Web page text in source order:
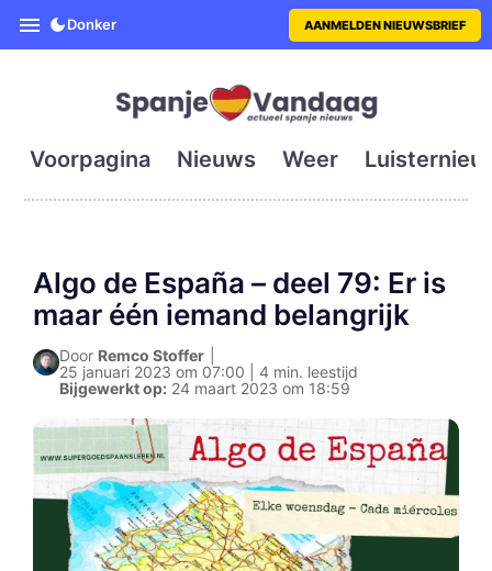
SpanjeVandaag is de eerste
Donker AANMELDEN NIEUWSBRIEF
Voorpagina Nieuws Weer
Algo de España – deel 79: Er is
maar één iemand belangrijk
Door Remco Stoffer
25 januari 2023 om 07:00 | 4 min. leestijd
Bijgewerkt op: 24 maart 2023 om 18:59